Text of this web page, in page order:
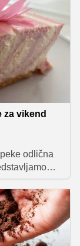
za vikend
odlična
z
vrtne